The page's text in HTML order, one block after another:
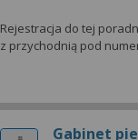
Rejestracja do tej
z przychodnią pod
Gabinet